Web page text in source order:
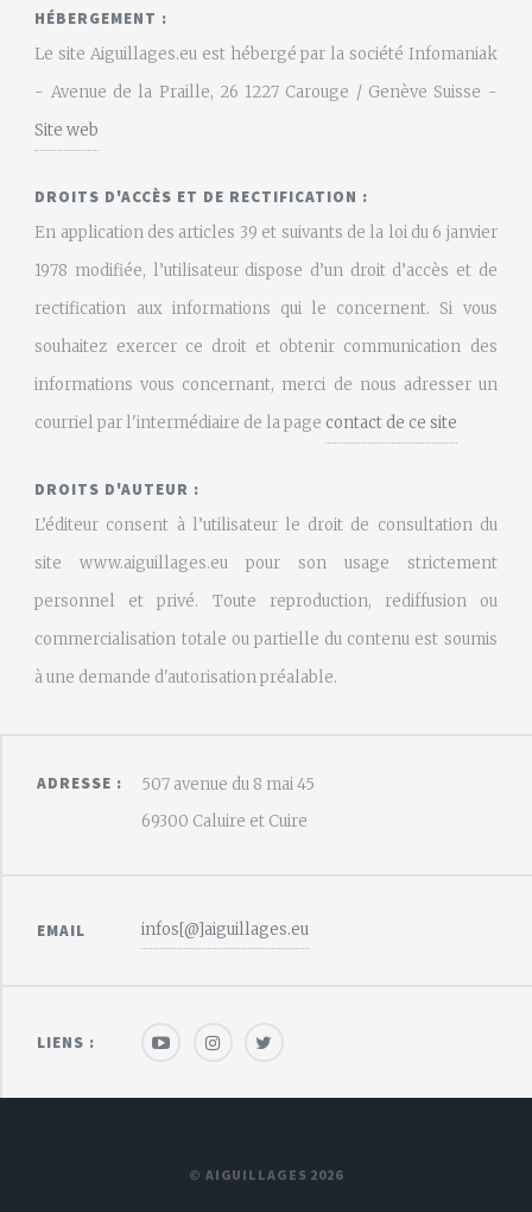
HÉBERGEMENT :
Le site Aiguillages.eu est hébergé par la société Infomaniak
- Avenue de la Praille, 26 1227 Carouge / Genève Suisse -
Site web
DROITS D'ACCÈS ET DE RECTIFICATION :
En application des articles 39 et suivants de la loi du 6 janvier
1978 modifiée, l’utilisateur dispose d’un droit d’accès et de
rectification aux informations qui le concernent. Si vous
souhaitez exercer ce droit et obtenir communication des
informations vous concernant, merci de nous adresser un
courriel par l'intermédiaire de la page contact de ce site
DROITS D'AUTEUR :
L’éditeur consent à l’utilisateur le droit de consultation du
site www.aiguillages.eu pour son usage strictement
personnel et privé. Toute reproduction, rediffusion ou
commercialisation totale ou partielle du contenu est soumis
à une demande d'autorisation préalable.
ADRESSE :
507 avenue du 8 mai 45
69300 Caluire et Cuire
EMAIL infos[@]aiguillages.eu
LIENS :
© AIGUILLAGES 2026